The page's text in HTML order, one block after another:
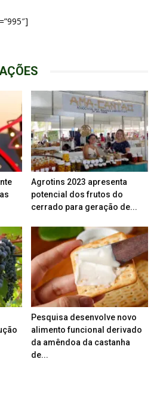
Agrotins 2023 apresenta
potencial dos frutos do
cerrado para geração de...
Pesquisa desenvolve novo
alimento funcional derivado
da amêndoa da castanha
de...